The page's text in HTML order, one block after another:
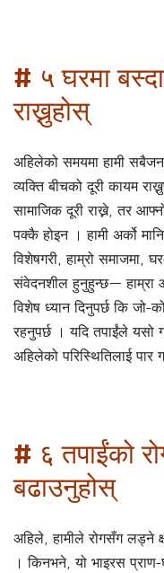
# ५ घरमा
राख्नुहोस्
अहिलेको समयमा हामी सबैजना
व्यक्ति बीचको दूरी कायम
सामाजिक दूरी राख्ने, तर
पक्कै होइन । हामी अर्को
विशेषगरी, हाम्रो समाजमा,
संवेदनशील हुनुहुन्छ— हाम्रा
विशेष ध्यान दिनुपर्छ कि जो-
रहनुपर्छ । यदि तपाईंले यसो
अहिलेको परिस्थितिलाई पार
# ६ तपाईंको
बढाउनुहोस्
अहिले, हामीले रोगसँग लड्ने
। किनभने, यो भाइरस प्राण-